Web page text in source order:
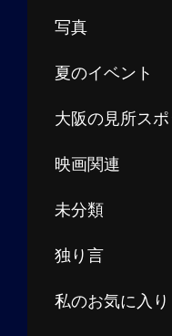
写真
夏のイベント
大阪の見所スポ
映画関連
未分類
独り言
私のお気に入り